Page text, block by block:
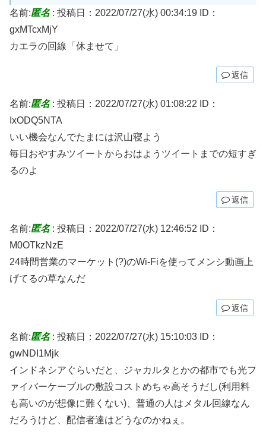
名前:匿名: 投稿日：2022/07/27(水) 00:34:19 ID：
gxMTcxMjY
カエラの回線「休ませて」
返信
名前:匿名: 投稿日：2022/07/27(水) 01:08:22
ID：
IxODQ5NTA
いい機会なんでたまには沢山寝よう
毎日おやすみツイートからおはようツイートまでの短すぎ
るのよ
返信
名前:匿名: 投稿日：2022/07/27(水) 12:46:52
ID：
M0OTkzNzE
24時間営業のマーケット(?)のWi-Fiを使ってメンシ動画上
げてるの草なんだ
返信
名前:匿名: 投稿日：2022/07/27(水) 15:10:03 ID：
gwNDI1Mjk
インドネシアぐらいだと、ジャカルタとかの都市でも光フ
ァイバーケーブルの敷設コストめちゃ高そうだし(利用料
も高いのが想像に難くない)、普通の人はメタル回線なん
だろうけど、配信者達はどうなのかねぇ。